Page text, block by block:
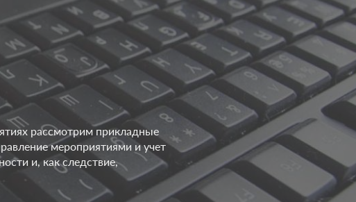
рассмотрим прикладные
мероприятиями и учет
и, как следствие,